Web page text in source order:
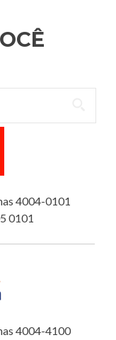
4004-0101
0101
4004-4100